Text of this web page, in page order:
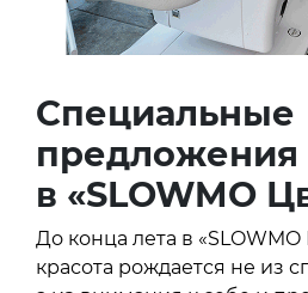
Специальные
предложения
в «SLOWMO
До конца лета в «SLOWMO
красота рождается не из